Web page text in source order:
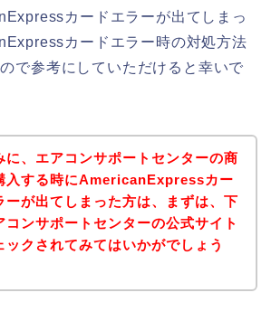
カードエラーが出てしまっ
カードエラー時の対処方法
で参考にしていただけると幸いで
に、エアコンサポートセンターの商
入する時にAmericanExpressカー
ーが出てしまった方は、まずは、下
コンサポートセンターの公式サイト
ックされてみてはいかがでしょう